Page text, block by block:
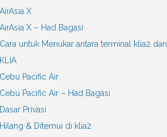
AirAsia X
AirAsia X – Had Bagasi
Cara untuk Menukar antara terminal klia2 dan
KLIA
Cebu Pacific Air
Cebu Pacific Air – Had Bagasi
Dasar Privasi
Hilang & Ditemui di klia2